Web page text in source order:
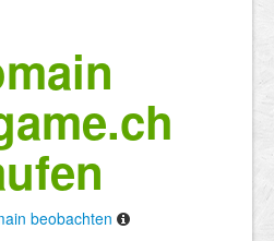
beobachten